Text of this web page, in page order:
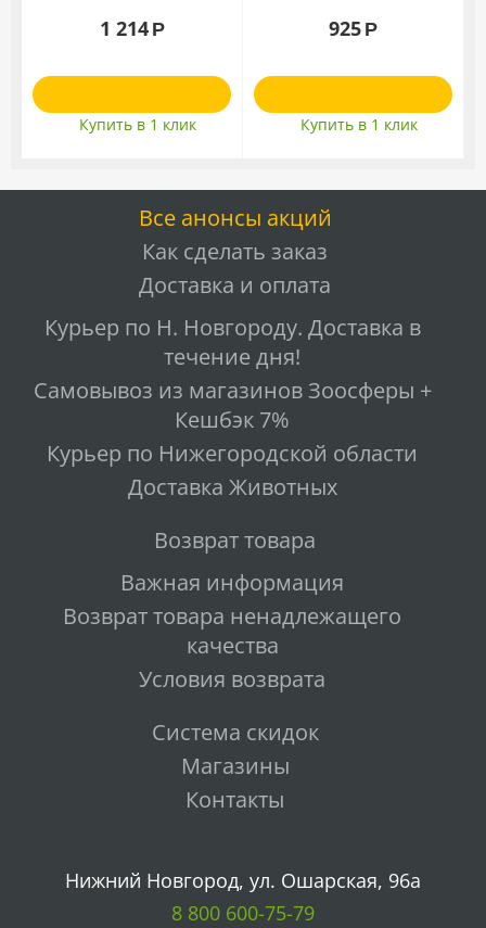
1 214 Р
Купить в 1 клик
925 Р
Купить в 1 клик
Все анонсы акций
Как сделать заказ
Доставка и оплата
Курьер по Н. Новгороду. Доставка в
течение дня!
Самовывоз из магазинов Зоосферы +
Кешбэк 7%
Курьер по Нижегородской области
Доставка Животных
Возврат товара
Важная информация
Возврат товара ненадлежащего
качества
Условия возврата
Система скидок
Магазины
Контакты
Нижний Новгород, ул. Ошарская, 96а
8 800 600-75-79